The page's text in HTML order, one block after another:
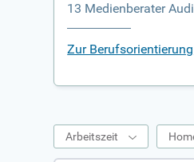
13 Medienberater
Zur
Arbeitszeit